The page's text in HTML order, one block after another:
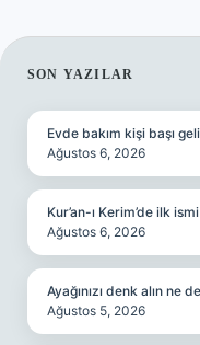
SIDEBAR
SON YAZILAR
Evde bakım kişi başı
Ağustos 6, 2026
Kur’an-ı Kerim’de ilk
Ağustos 6, 2026
Ayağınızı denk alın ne
Ağustos 5, 2026